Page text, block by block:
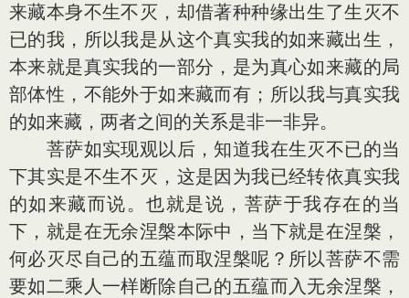
来藏本身不生不灭，却借著种种缘出生了生灭不
已的我，所以我是从这个真实我的如来藏出生，
本来就是真实我的一部分，是为真心如来藏的局
部体性，不能外于如来藏而有；所以我与真实我
的如来藏，两者之间的关系是非一非异。
菩萨如实现观以后，知道我在生灭不已的当
下其实是不生不灭，这是因为我已经转依真实我
的如来藏而说。也就是说，菩萨于我存在的当
下，就是在无余涅槃本际中，当下就是在涅槃，
何必灭尽自己的五蕴而取涅槃呢？所以菩萨不需
要如二乘人一样断除自己的五蕴而入无余涅槃，